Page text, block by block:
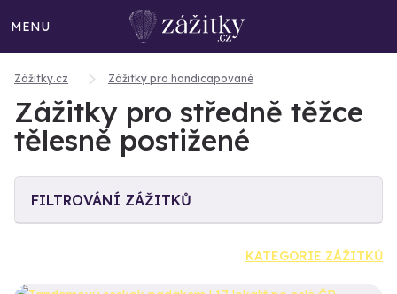
MENU
Zážitky.cz Zážitky pro handicapované
Zážitky pro středně těžce
tělesně postižené
FILTROVÁNÍ ZÁŽITKŮ
KATEGORIE ZÁŽITKŮ